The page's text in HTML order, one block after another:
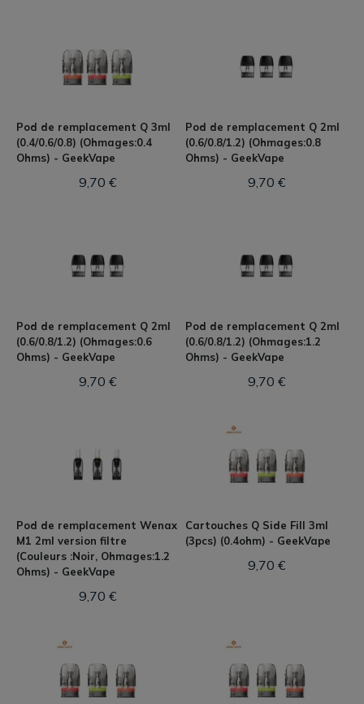
Pod de remplacement Q 3ml
(0.4/0.6/0.8) (Ohmages:0.4
Ohms) - GeekVape
9,70 €
Pod de remplacement Q 2ml
(0.6/0.8/1.2) (Ohmages:0.8
Ohms) - GeekVape
9,70 €
Pod de remplacement Q 2ml
(0.6/0.8/1.2) (Ohmages:0.6
Ohms) - GeekVape
9,70 €
Pod de remplacement Q 2ml
(0.6/0.8/1.2) (Ohmages:1.2
Ohms) - GeekVape
9,70 €
Pod de remplacement Wenax
M1 2ml version filtre
(Couleurs :Noir, Ohmages:1.2
Ohms) - GeekVape
9,70 €
Cartouches Q Side Fill 3ml
(3pcs) (0.4ohm) - GeekVape
9,70 €